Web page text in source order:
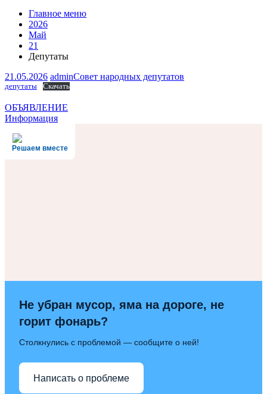
Главное меню
2026
Май
21
Депутаты
21.05.2026 adminСовет народных депутатов
депутаты Скачать
Навигация
по
записям
ОБЪЯВЛЕНИЕ
Информация
Решаем вместе
Не убран мусор, яма на дороге, не
горит фонарь?
Столкнулись с проблемой — сообщите о ней!
Написать о проблеме